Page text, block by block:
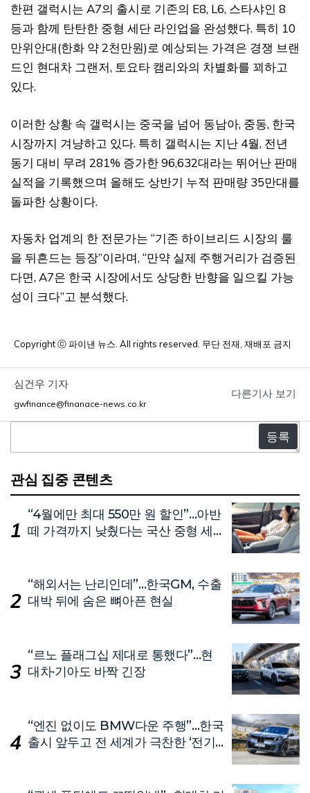
한편 갤럭시는 A7의 출시로 기존의 E8, L6, 스타샤인 8
등과 함께 탄탄한 중형 세단 라인업을 완성했다. 특히 10
만위안대(한화 약 2천만원)로 예상되는 가격은 경쟁 브랜
드인 현대차 그랜저, 토요타 캠리와의 차별화를 꾀하고
있다.
이러한 상황 속 갤럭시는 중국을 넘어 동남아, 중동, 한국
시장까지 겨냥하고 있다. 특히 갤럭시는 지난 4월, 전년
동기 대비 무려 281% 증가한 96,632대라는 뛰어난 판매
실적을 기록했으며 올해도 상반기 누적 판매량 35만대를
돌파한 상황이다.
자동차 업계의 한 전문가는 “기존 하이브리드 시장의 룰
을 뒤흔드는 등장”이라며, “만약 실제 주행거리가 검증된
다면, A7은 한국 시장에서도 상당한 반향을 일으킬 가능
성이 크다”고 분석했다.
Copyright ⓒ 파이낸 뉴스. All rights reserved. 무단 전재, 재배포 금지
심건우 기자
gwfinance@finanace-news.co.kr
다른기사 보기
글
관심 집중 콘텐츠
“4월에만 최대 550만 원 할인”…아반
떼 가격까지 낮췄다는 국산 중형 세
“해외서는 난리인데”…한국GM, 수출
대박 뒤에 숨은 뼈아픈 현실
“르노 플래그십 제대로 통했다”…현
대차·기아도 바짝 긴장
“엔진 없이도 BMW다운 주행”…한국
출시 앞두고 전 세계가 극찬한 ‘전기